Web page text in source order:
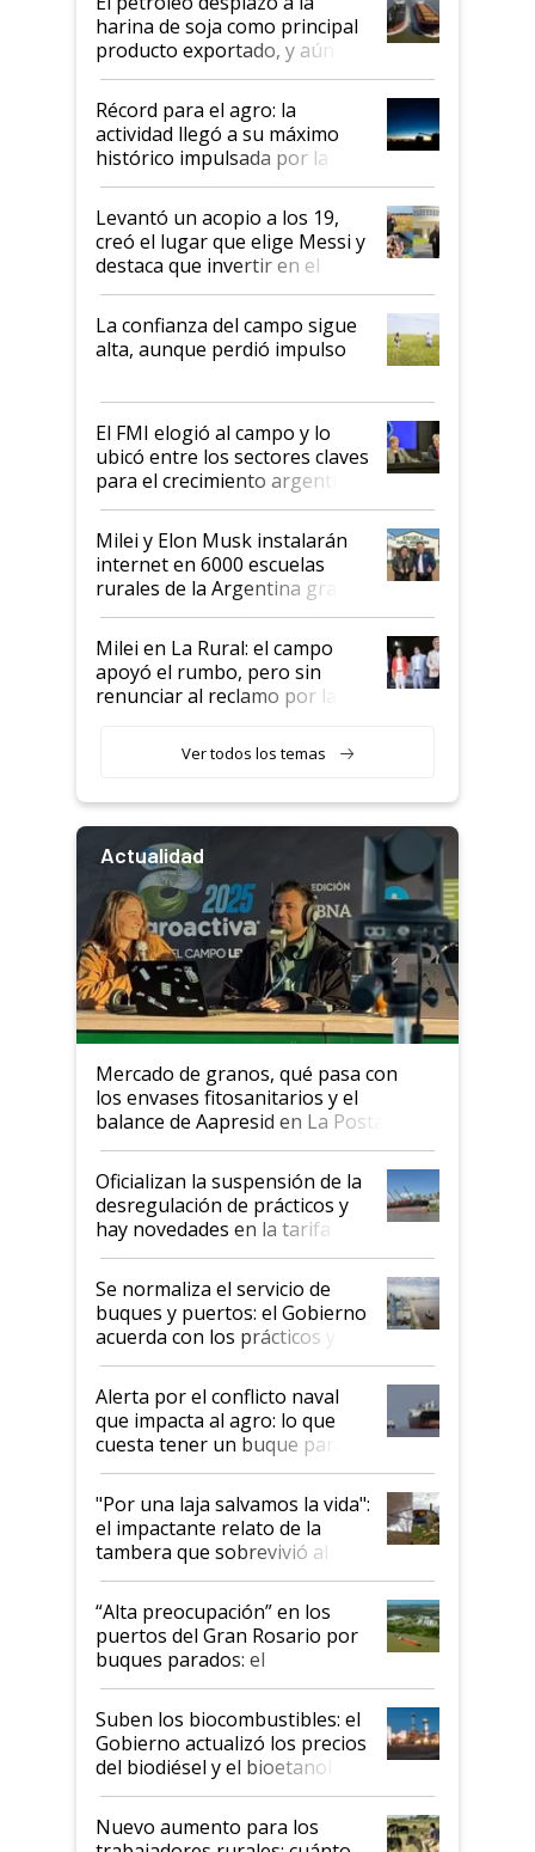
harina de soja como principal
producto exportado, y aún así
el agro aportó casi seis de cada
diez dólares y sostuvo el
liderazgo en un semestre
récord
Récord para el agro: la
actividad llegó a su máximo
histórico impulsada por la
cosecha y las exportaciones
Levantó un acopio a los 19,
creó el lugar que elige Messi y
destaca que invertir en el
kirchnerismo era como "darle
plata a un hijo para droga":
Juan Félix Rossetti, el libertario
que de una dura crisis salió
de Milei
La confianza del campo sigue
alta, aunque perdió impulso
El FMI elogió al campo y lo
ubicó entre los sectores claves
para el crecimiento argentino
Milei y Elon Musk instalarán
internet en 6000 escuelas
rurales de la Argentina gracias
a un acuerdo con Starlink
Milei en La Rural: el campo
apoyó el rumbo, pero sin
renunciar al reclamo por las
Ver todos los temas
Actualidad
Mercado de granos, qué pasa con
los envases fitosanitarios y el
balance de Aapresid en La Posta
Oficializan la suspensión de la
desregulación de prácticos y
hay novedades en la tarifa de
la hidrovía
Se normaliza el servicio de
buques y puertos: el Gobierno
acuerda con los prácticos y
suspende el decreto de
desregulación
Alerta por el conflicto naval
que impacta al agro: lo que
cuesta tener un buque parado
y el peligro de que Argentina
pase a ser "país sucio"
"Por una laja salvamos la vida":
el impactante relato de la
tambera que sobrevivió al
tornado
“Alta preocupación” en los
puertos del Gran Rosario por
buques parados: el
funcionamiento de las
exportadoras en tensión tras
la medida de fuerza de los
prácticos
Suben los biocombustibles: el
Gobierno actualizó los precios
del biodiésel y el bioetanol
Nuevo aumento para los